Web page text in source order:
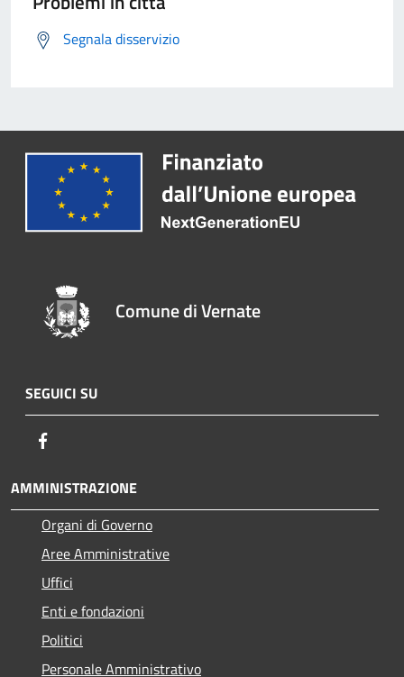
Segnala disservizio
Comune di Vernate
SEGUICI SU
AMMINISTRAZIONE
Organi di Governo
Aree Amministrative
Uffici
Enti e fondazioni
Politici
Personale Amministrativo